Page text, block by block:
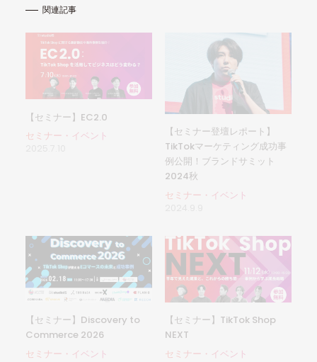
関連記事
【セミナー】EC2.0
セミナー・イベント
【セミナー登壇レポート】
TikTokマーケティング成功事
例公開！ブランドサミット
2024秋
セミナー・イベント
【セミナー】Discovery to
Commerce 2026
セミナー・イベント
【セミナー】TikTok Shop
NEXT
セミナー・イベント